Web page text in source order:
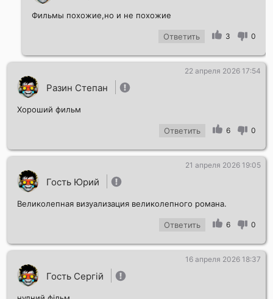
Фильмы похожие,но и не похожие
Ответить 3 0
Разин Степан
22 апреля 2026 17:54
Хороший фильм
Ответить 6 0
Гость Юрий
21 апреля 2026 19:05
Великолепная визуализация великолепного романа.
Ответить 6 0
Гость Сергій
16 апреля 2026 18:37